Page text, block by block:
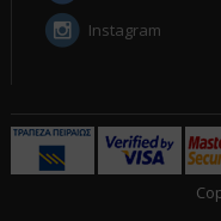
Instagram